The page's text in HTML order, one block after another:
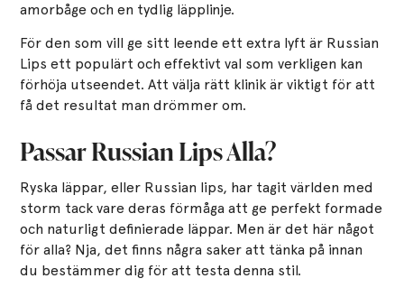
amorbåge och en tydlig läpplinje.
För den som vill ge sitt leende ett extra lyft är Russian
Lips ett populärt och effektivt val som verkligen kan
förhöja utseendet. Att välja rätt klinik är viktigt för att
få det resultat man drömmer om.
Passar Russian Lips Alla?
Ryska läppar, eller Russian lips, har tagit världen med
storm tack vare deras förmåga att ge perfekt formade
och naturligt definierade läppar. Men är det här något
för alla? Nja, det finns några saker att tänka på innan
du bestämmer dig för att testa denna stil.